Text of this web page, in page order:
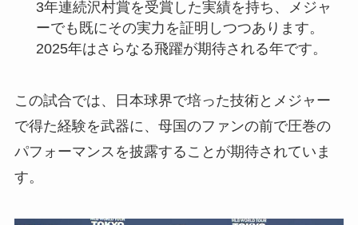
3年連続沢村賞を受賞した実績を持ち、メジャ
ーでも既にその実力を証明しつつあります。
2025年はさらなる飛躍が期待される年です。
この試合では、日本球界で培った技術とメジャー
で得た経験を武器に、母国のファンの前で圧巻の
パフォーマンスを披露することが期待されていま
す。